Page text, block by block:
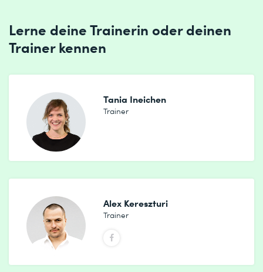
Lerne deine Trainerin oder deinen
Trainer kennen
Tania Ineichen
Trainer
Alex Kereszturi
Trainer